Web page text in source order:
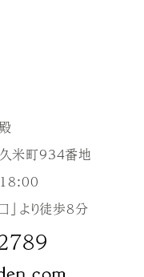
米町934番地
」より徒歩8分